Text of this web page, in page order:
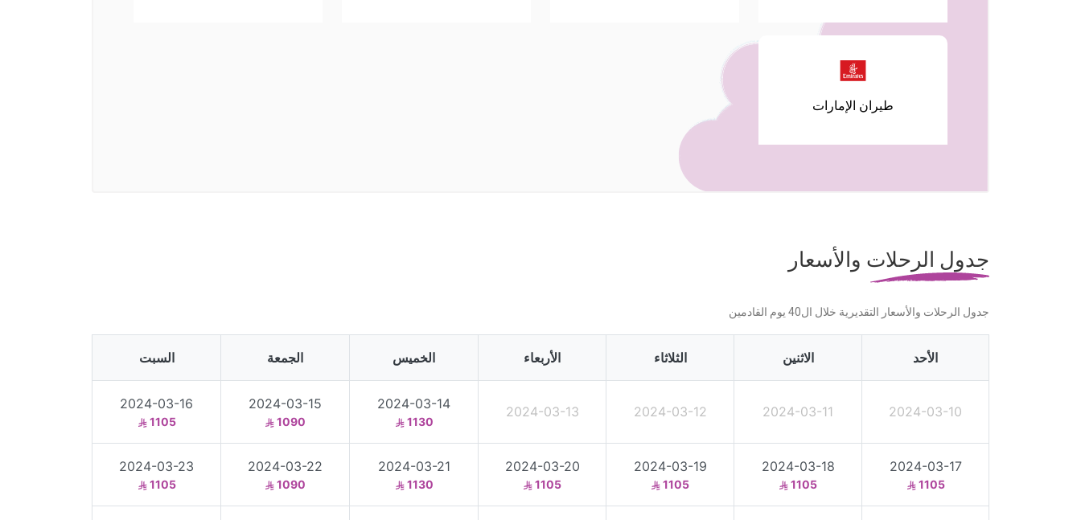
طيران الإمارات
جدول الرحلات والأسعار
جدول الرحلات والأسعار التقديرية خلال ال40 يوم القادمين
الأحد الاثنين الثلاثاء الأربعاء الخميس الجمعة السبت
2024-03-10
2024-03-11
2024-03-12
2024-03-13
2024-03-14
1130
2024-03-15
1090
2024-03-16
1105
2024-03-17
1105
2024-03-18
1105
2024-03-19
1105
2024-03-20
1105
2024-03-21
1130
2024-03-22
1090
2024-03-23
1105